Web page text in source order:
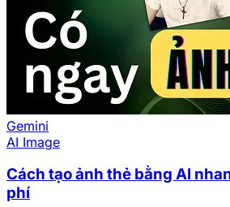
Gemini
AI Image
Cách tạo ảnh thẻ bằng AI
phí